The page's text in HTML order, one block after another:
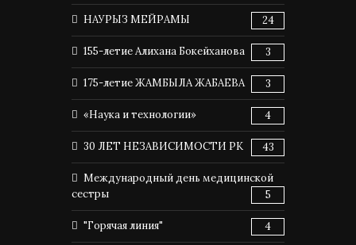
НАУРЫЗ МЕЙРАМЫ 24
155-летие Алихана Бокейханова 3
175-летие ЖАМБЫЛА ЖАБАЕВА 3
«Наука и технологии» 4
30 ЛЕТ НЕЗАВИСИМОСТИ РК 43
Международный день медицинской
сестры
5
"Горячая линия" 4